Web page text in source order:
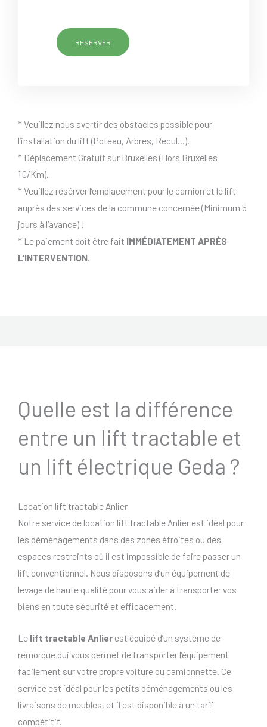
RÉSERVER
* Veuillez nous avertir des obstacles possible pour
l’installation du lift (Poteau, Arbres, Recul…).
* Déplacement Gratuit sur Bruxelles (Hors Bruxelles
1€/Km).
* Veuillez résérver l’emplacement pour le camion et le lift
auprès des services de la commune concernée (Minimum 5
jours à l’avance) !
* Le paiement doit être fait IMMÉDIATEMENT APRÈS
L’INTERVENTION
Quelle est la différence
entre un lift tractable et
un lift électrique Geda ?
Location lift tractable Anlier
Notre service de location lift tractable Anlier est idéal pour
les déménagements dans des zones étroites ou des
espaces restreints où il est impossible de faire passer un
lift conventionnel. Nous disposons d’un équipement de
levage de haute qualité pour vous aider à transporter vos
biens en toute sécurité et efficacement.
Le lift tractable Anlier est équipé d’un système de
remorque qui vous permet de transporter l’équipement
facilement sur votre propre voiture ou camionnette. Ce
service est idéal pour les petits déménagements ou les
livraisons de meubles, et il est disponible à un tarif
compétitif.